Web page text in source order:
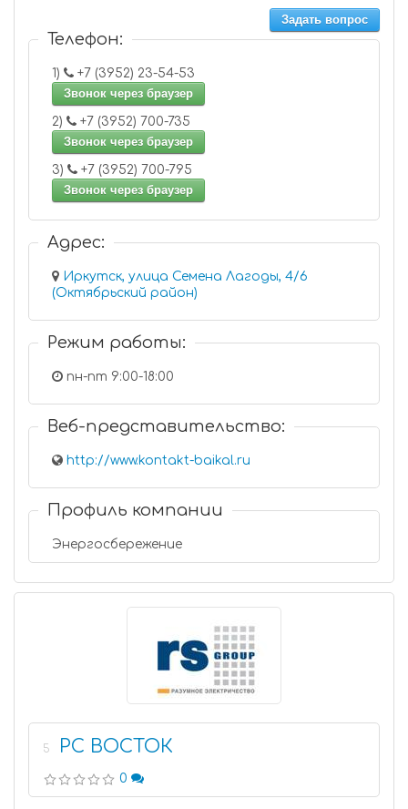
Задать вопрос
Телефон:
1)
+7 (3952) 23-54-53
Звонок через браузер
2)
+7 (3952) 700-735
Звонок через браузер
3)
+7 (3952) 700-795
Звонок через браузер
Адрес:
Иркутск, улица Семена Лагоды, 4/6
(Октябрьский район)
Режим работы:
пн-пт 9:00-18:00
Веб-представительство:
http://www.kontakt-baikal.ru
Профиль компании
Энергосбережение
5 РС ВОСТОК
0